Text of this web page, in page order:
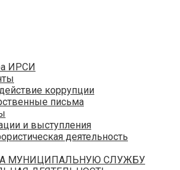
ИРСИ
коррупции
письма
и выступления
деятельность
МУНИЦИПАЛЬНУЮ СЛУЖБУ